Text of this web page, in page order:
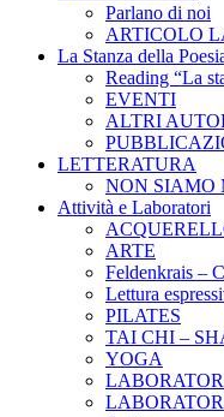
Parlano di noi
ARTICOLO
La Stanza della
Reading “La
EVENTI
ALTRI
LETTERATURA
NON SIAMO
Attività e Laboratori
ARTE
Feldenkrais –
Lettura
PILATES
TAI CHI –
YOGA